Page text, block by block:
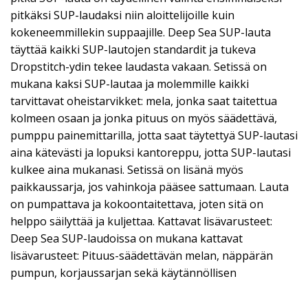
pitkäksi SUP-laudaksi niin aloittelijoille kuin
kokeneemmillekin suppaajille. Deep Sea SUP-lauta
täyttää kaikki SUP-lautojen standardit ja tukeva
Dropstitch-ydin tekee laudasta vakaan. Setissä on
mukana kaksi SUP-lautaa ja molemmille kaikki
tarvittavat oheistarvikket: mela, jonka saat taitettua
kolmeen osaan ja jonka pituus on myös säädettävä,
pumppu painemittarilla, jotta saat täytettyä SUP-lautasi
aina kätevästi ja lopuksi kantoreppu, jotta SUP-lautasi
kulkee aina mukanasi. Setissä on lisänä myös
paikkaussarja, jos vahinkoja pääsee sattumaan. Lauta
on pumpattava ja kokoontaitettava, joten sitä on
helppo säilyttää ja kuljettaa. Kattavat lisävarusteet:
Deep Sea SUP-laudoissa on mukana kattavat
lisävarusteet: Pituus-säädettävän melan, näppärän
pumpun, korjaussarjan sekä käytännöllisen